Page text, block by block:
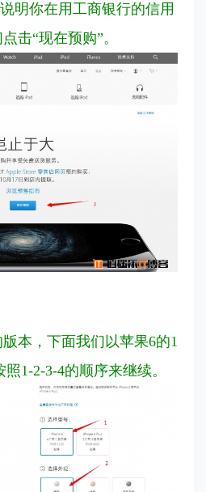
明你在用工商银行的信用
击“现在预购”。
本，下面我们以苹果6的1
1-2-3-4的顺序来继续。